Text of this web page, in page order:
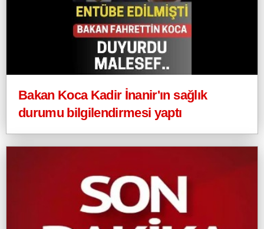
Bakan Koca Kadir İnanir'ın sağlık
durumu bilgilendirmesi yaptı